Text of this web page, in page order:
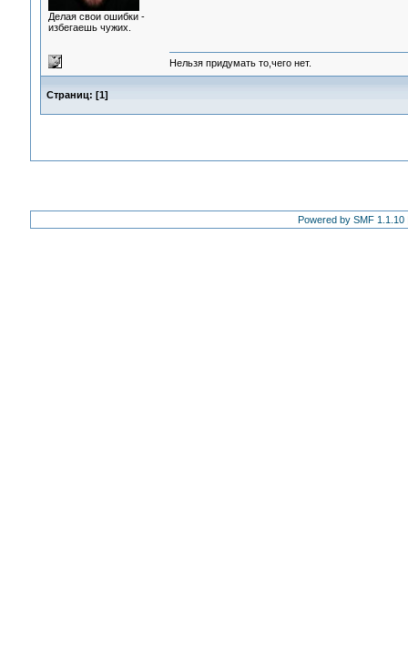
Делая свои ошибки -
избегаешь чужих.
Нельзя придумать то,чего нет.
Страниц: [1]
Powered by SMF 1.1.10